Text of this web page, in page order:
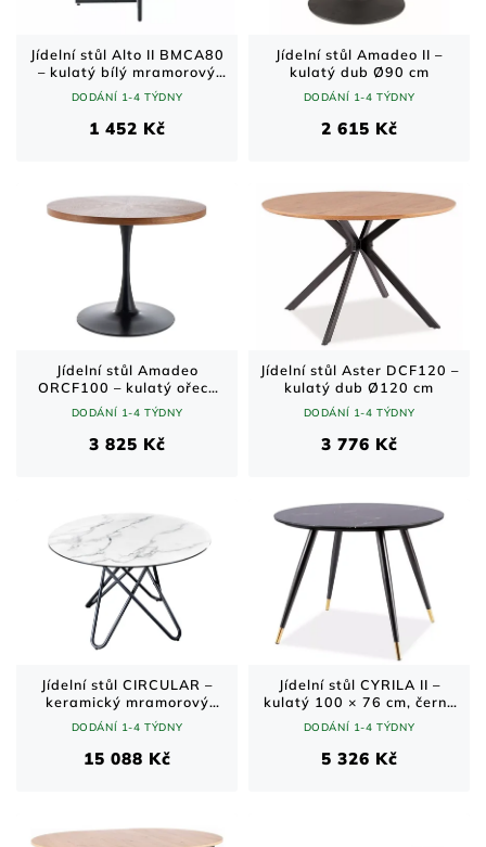
Jídelní stůl Alto II BMCA80
– kulatý bílý mramorový
efekt/černý Ø80 cm
DODÁNÍ 1-4 TÝDNY
1 452 Kč
Jídelní stůl Amadeo II –
kulatý dub Ø90 cm
DODÁNÍ 1-4 TÝDNY
2 615 Kč
Jídelní stůl Amadeo
ORCF100 – kulatý ořech
Ø100 cm
DODÁNÍ 1-4 TÝDNY
3 825 Kč
Jídelní stůl Aster DCF120 –
kulatý dub Ø120 cm
DODÁNÍ 1-4 TÝDNY
3 776 Kč
Jídelní stůl CIRCULAR –
keramický mramorový
vzhled, černá podnož / bílý
/ Ø120 cm
DODÁNÍ 1-4 TÝDNY
15 088 Kč
Jídelní stůl CYRILA II –
kulatý 100 × 76 cm, černý
kámen / zlaté detaily
DODÁNÍ 1-4 TÝDNY
5 326 Kč